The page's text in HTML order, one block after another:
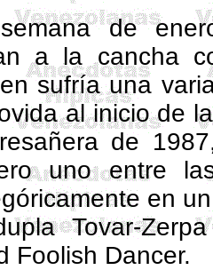
de
a la cancha
sufría una
al inicio de
de
uno entre
en
Tovar-Zerpa
Foolish Dancer.